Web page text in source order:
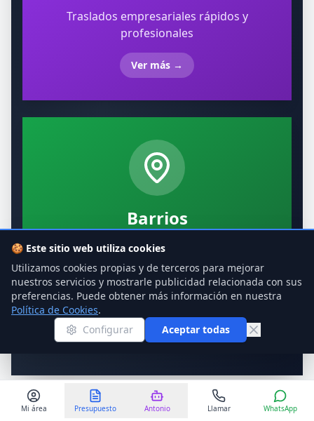
Traslados empresariales rápidos y
profesionales
Ver más →
Barrios
Expertos en mudanzas locales por toda la
ciudad
Ver más →
🍪 Este sitio web utiliza cookies
Utilizamos cookies propias y de terceros para mejorar
nuestros servicios y mostrarle publicidad relacionada con sus
preferencias. Puede obtener más información en nuestra
Política de Cookies.
Configurar
Aceptar todas
Mi área Presupuesto Antonio Llamar WhatsApp